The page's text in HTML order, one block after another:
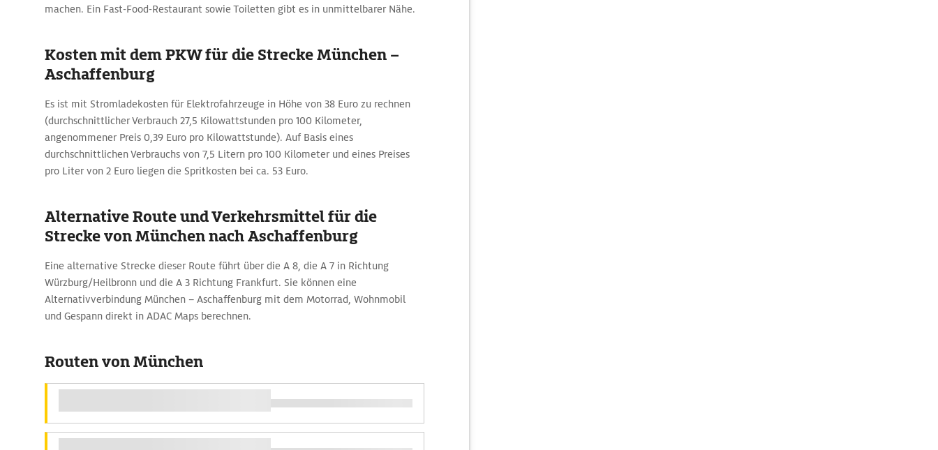
machen. Ein Fast-Food-Restaurant sowie Toiletten gibt es in unmittelbarer Nähe.
Kosten mit dem PKW für die Strecke München –
Aschaffenburg
Es ist mit Stromladekosten für Elektrofahrzeuge in Höhe von 38 Euro zu rechnen
(durchschnittlicher Verbrauch 27,5 Kilowattstunden pro 100 Kilometer,
angenommener Preis 0,39 Euro pro Kilowattstunde). Auf Basis eines
durchschnittlichen Verbrauchs von 7,5 Litern pro 100 Kilometer und eines Preises
pro Liter von 2 Euro liegen die Spritkosten bei ca. 53 Euro.
Alternative Route und Verkehrsmittel für die
Strecke von München nach Aschaffenburg
Eine alternative Strecke dieser Route führt über die A 8, die A 7 in Richtung
Würzburg/Heilbronn und die A 3 Richtung Frankfurt. Sie können eine
Alternativverbindung München – Aschaffenburg mit dem Motorrad, Wohnmobil
und Gespann direkt in ADAC Maps berechnen.
Routen von München